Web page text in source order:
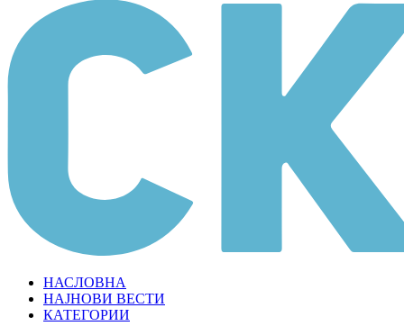
НАСЛОВНА
НАЈНОВИ ВЕСТИ
КАТЕГОРИИ